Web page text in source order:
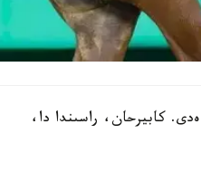
كابيرحان، راسىندا دا،